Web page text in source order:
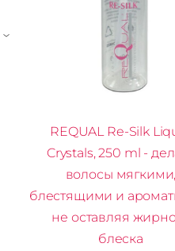
›
REQUAL Re-Silk
Crystals, 250 ml -
волосы мягкими,
блестящими и
не оставляя
блеска